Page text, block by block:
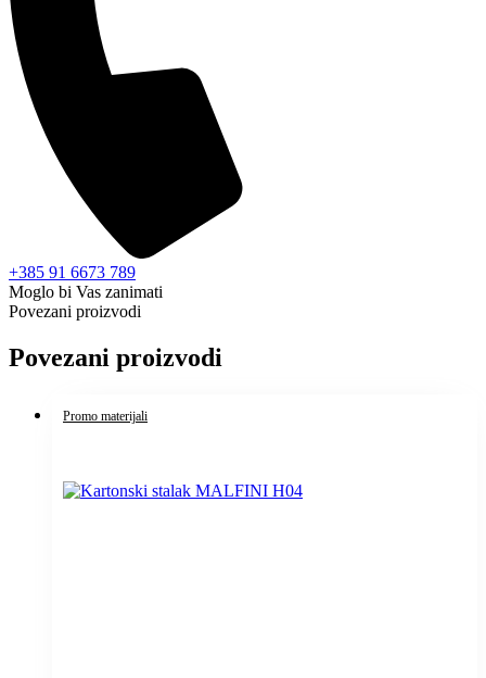
+385 91 6673 789
Moglo bi Vas zanimati
Povezani proizvodi
Povezani proizvodi
Promo materijali